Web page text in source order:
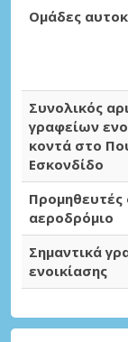
Ομάδες
Συνολικός
γραφείων
κοντά στο
Εσκονδίδο
Προμηθευτές
αεροδρόμιο
Σημαντικά
ενοικίασης